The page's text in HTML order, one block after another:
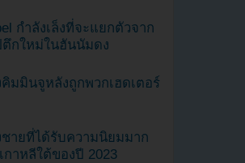
กำลังเล็งที่จะแยกตัวจาก
กใหม่ในฮันนัมดง
มมินจูหลังถูกพวกเฮดเตอร์
ายที่ได้รับความนิยมมาก
กาหลีใต้ของปี 2023